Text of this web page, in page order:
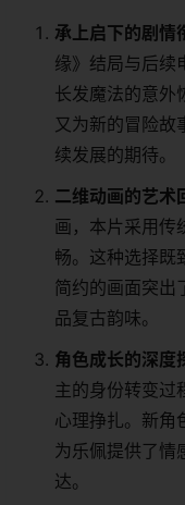
承上启下的剧情
缘》结局与后续
长发魔法的意外
又为新的冒险故
续发展的期待。
二维动画的艺术
画，本片采用传
畅。这种选择既
简约的画面突出
品复古韵味。
角色成长的深度
主的身份转变过
心理挣扎。新角
为乐佩提供了情
达。